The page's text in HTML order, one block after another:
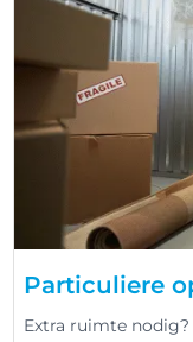
Particuliere
Extra ruimte